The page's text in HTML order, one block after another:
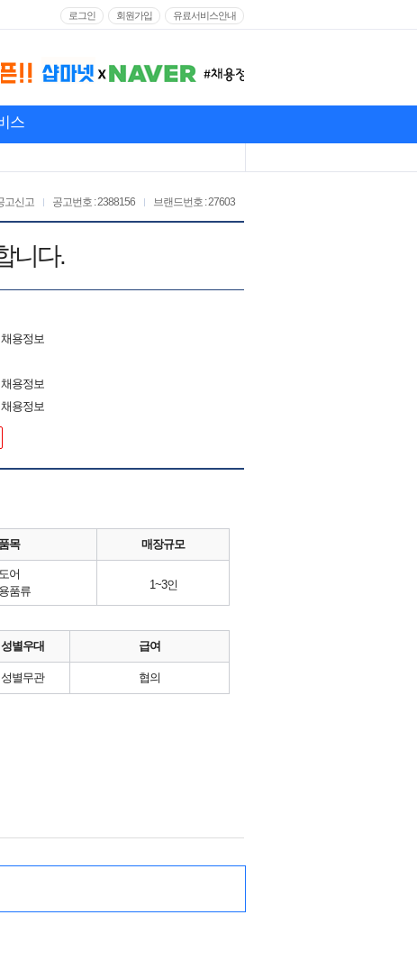
로그인 회원가입 유료서비스안내
스
브랜드번호 : 27603
공고번호 : 2388156
고신고
니다.
용정보
용정보
용정보
목 매장규모
어
품류
1~3인
성별우대 급여
성별무관 협의